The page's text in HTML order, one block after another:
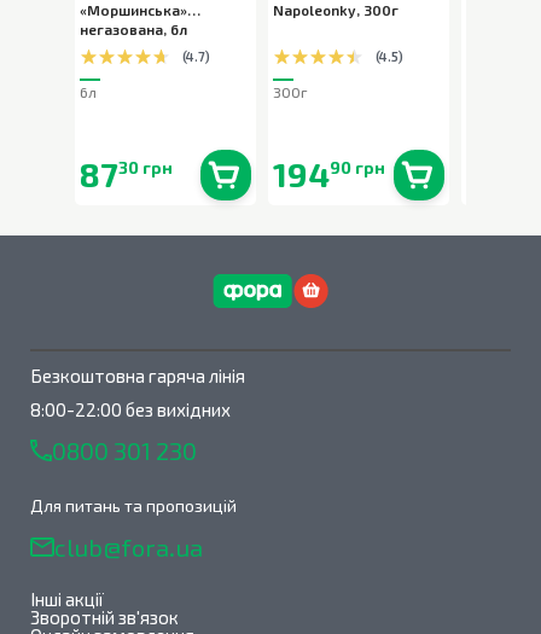
«Моршинська»
негазована, 6л
(4.7)
6л
8730 грн
Napoleonky, 300г
(4.5)
300г
19490 грн
Безкоштовна гаряча лінія
8:00-22:00 без вихідних
0800 301 230
Для питань та пропозицій
club@fora.ua
Інші акції
Зворотній зв'язок